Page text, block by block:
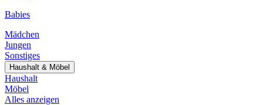
Babies
Mädchen
Jungen
Sonstiges
Haushalt & Möbel
Haushalt
Möbel
Alles anzeigen